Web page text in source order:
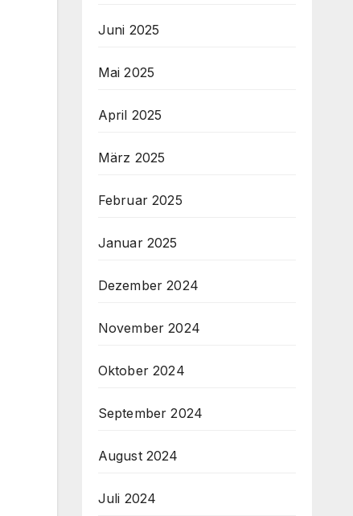
Juni 2025
Mai 2025
April 2025
März 2025
Februar 2025
Januar 2025
Dezember 2024
November 2024
Oktober 2024
September 2024
August 2024
Juli 2024